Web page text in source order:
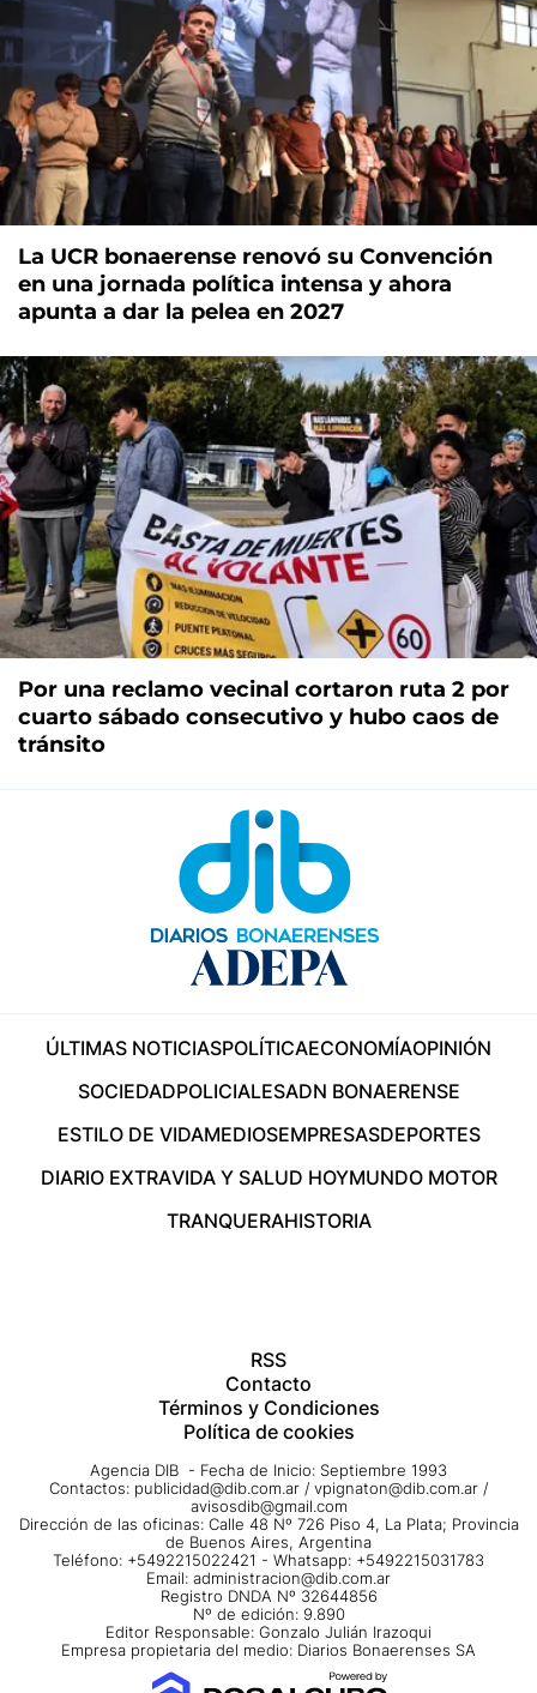
La UCR bonaerense renovó su Convención
en una jornada política intensa y ahora
apunta a dar la pelea en 2027
Por una reclamo vecinal cortaron ruta 2 por
cuarto sábado consecutivo y hubo caos de
tránsito
ÚLTIMAS NOTICIASPOLÍTICAECONOMÍAOPINIÓN
SOCIEDADPOLICIALESADN BONAERENSE
ESTILO DE VIDAMEDIOSEMPRESASDEPORTES
DIARIO EXTRAVIDA Y SALUD HOYMUNDO MOTOR
TRANQUERAHISTORIA
RSS
Contacto
Términos y Condiciones
Política de cookies
Agencia DIB - Fecha de Inicio: Septiembre 1993
Contactos: publicidad@dib.com.ar / vpignaton@dib.com.ar /
avisosdib@gmail.com
Dirección de las oficinas: Calle 48 Nº 726 Piso 4, La Plata; Provincia
de Buenos Aires, Argentina
Teléfono: +5492215022421 - Whatsapp: +5492215031783
Email: administracion@dib.com.ar
Registro DNDA Nº 32644856
Nº de edición: 9.890
Editor Responsable: Gonzalo Julián Irazoqui
Empresa propietaria del medio: Diarios Bonaerenses SA